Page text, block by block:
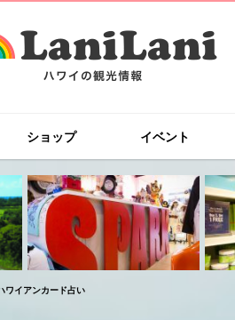
ショップ イベント
ワイアンカード占い